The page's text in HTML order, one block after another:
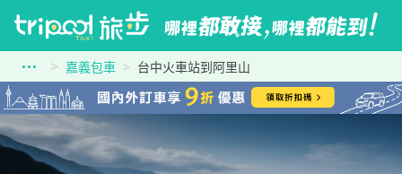
嘉義包車 台中火車站到阿里山